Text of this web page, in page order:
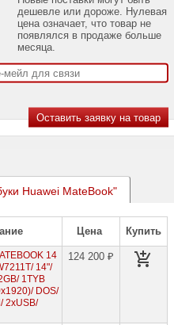
дешевле или дороже. Нулевая
цена означает, что товар не
появлялся в продаже больше
месяца.
Huawei MateBook"
Цена
Купить
14
14"/
1TYB
DOS/
2xUSB/
124 200 ₽